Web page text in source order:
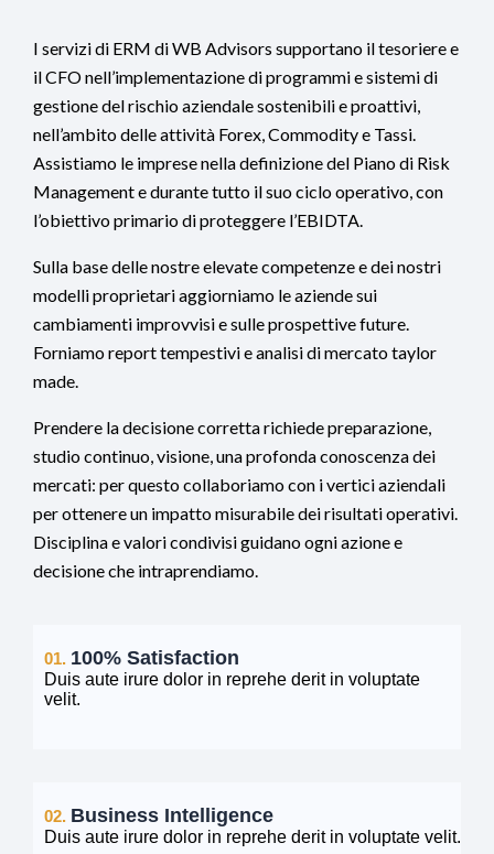
I servizi di ERM di WB Advisors supportano il tesoriere e
il CFO nell’implementazione di programmi e sistemi di
gestione del rischio aziendale sostenibili e proattivi,
nell’ambito delle attività Forex, Commodity e Tassi.
Assistiamo le imprese nella definizione del Piano di Risk
Management e durante tutto il suo ciclo operativo, con
l’obiettivo primario di proteggere l’EBIDTA.
Sulla base delle nostre elevate competenze e dei nostri
modelli proprietari aggiorniamo le aziende sui
cambiamenti improvvisi e sulle prospettive future.
Forniamo report tempestivi e analisi di mercato taylor
made.
Prendere la decisione corretta richiede preparazione,
studio continuo, visione, una profonda conoscenza dei
mercati: per questo collaboriamo con i vertici aziendali
per ottenere un impatto misurabile dei risultati operativi.
Disciplina e valori condivisi guidano ogni azione e
decisione che intraprendiamo.
01. 100% Satisfaction
Duis aute irure dolor in reprehe derit in voluptate
velit.
02. Business Intelligence
Duis aute irure dolor in reprehe derit in voluptate velit.